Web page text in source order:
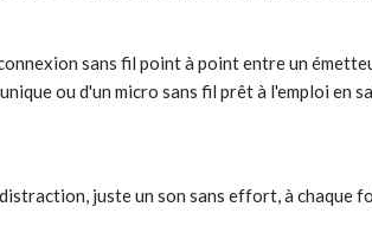
sans fil point à point entre un
ou d'un micro sans fil prêt à l'emploi en
juste un son sans effort, à